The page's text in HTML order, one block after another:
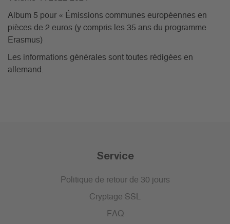
Album 5 pour « Émissions communes européennes en
pièces de 2 euros (y compris les 35 ans du programme
Erasmus)
Les informations générales sont toutes rédigées en
allemand.
Service
Politique de retour de 30 jours
Cryptage SSL
FAQ